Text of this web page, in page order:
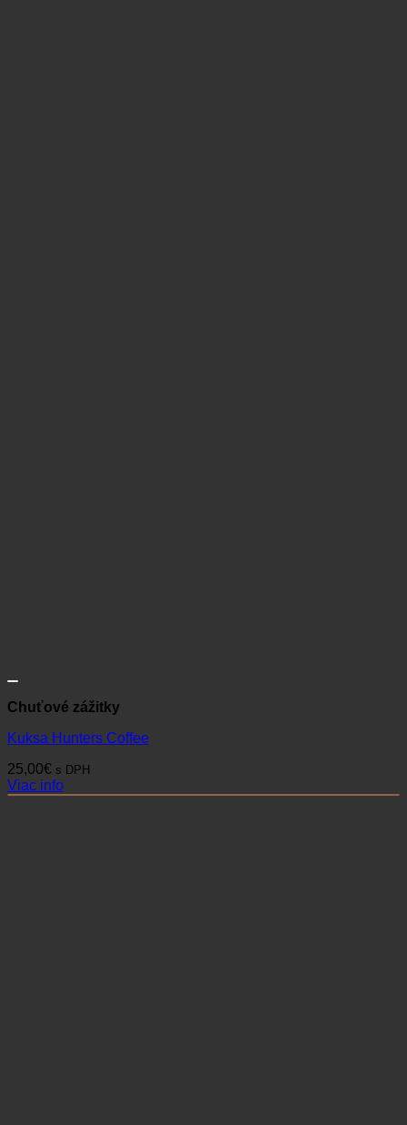
Chuťové zážitky
Kuksa Hunters Coffee
25,00€ s DPH
Viac info